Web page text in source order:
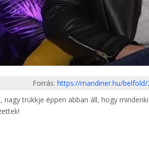
Forrás: https://mandiner.hu/
trükkje éppen abban áll, hogy